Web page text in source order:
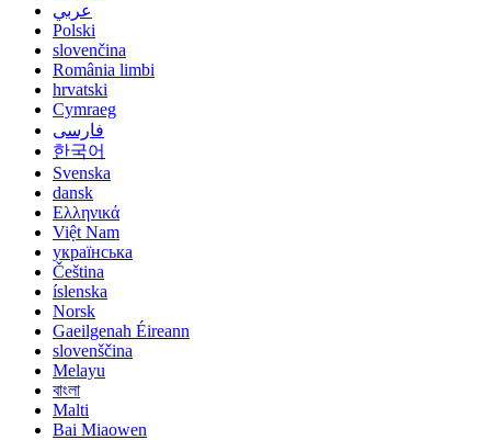
عربي
Polski
slovenčina
România limbi
hrvatski
Cymraeg
فارسی
한국어
Svenska
dansk
Ελληνικά
Việt Nam
українська
Čeština
íslenska
Norsk
Gaeilgenah Éireann
slovenščina
Melayu
বাংলা
Malti
Bai Miaowen